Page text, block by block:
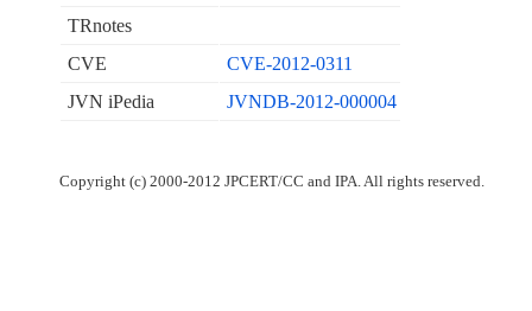
TRnotes
CVE
CVE-2012-0311
JVN iPedia
JVNDB-2012-000004
Copyright (c) 2000-2012 JPCERT/CC and IPA. All rights reserved.